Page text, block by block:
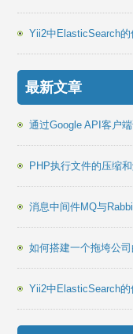
Yii2中ElasticSearch的
最新文章
通过Google API客户
PHP执行文件的压缩
消息中间件MQ与
如何搭建一个拖垮公
Yii2中ElasticSearch的